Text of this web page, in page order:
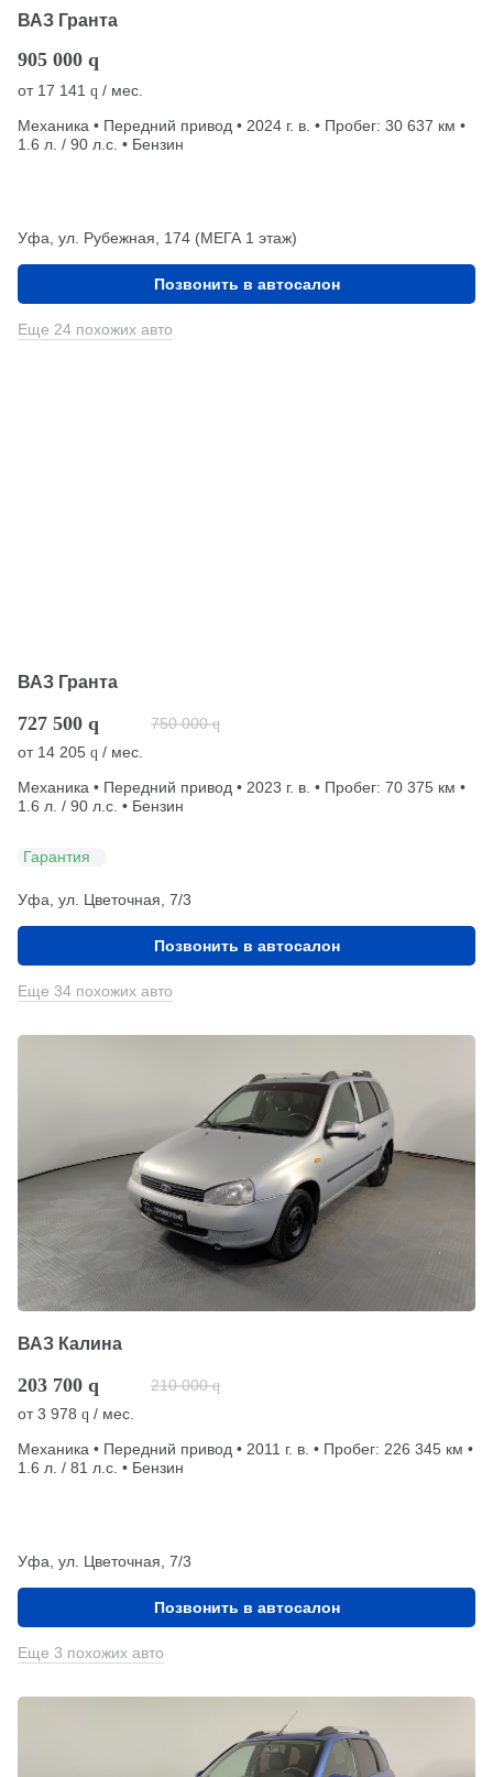
ВАЗ Гранта
905 000 q
от 17 141 q / мес.
Механика • Передний привод • 2024 г. в. • Пробег: 30 637 км •
1.6 л. / 90 л.с. • Бензин
Уфа, ул. Рубежная, 174 (МЕГА 1 этаж)
Позвонить в автосалон
Еще 24 похожих авто
ВАЗ Гранта
727 500 q 750 000 q
от 14 205 q / мес.
Механика • Передний привод • 2023 г. в. • Пробег: 70 375 км •
1.6 л. / 90 л.с. • Бензин
Гарантия
Уфа, ул. Цветочная, 7/3
Позвонить в автосалон
Еще 34 похожих авто
ВАЗ Калина
203 700 q 210 000 q
от3 978 q / мес.
Механика • Передний привод • 2011 г. в. • Пробег: 226 345 км •
1.6 л. / 81 л.с. • Бензин
Уфа, ул. Цветочная, 7/3
Позвонить в автосалон
Еще 3 похожих авто